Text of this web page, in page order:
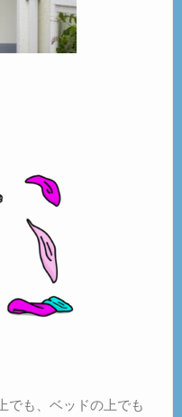
でも、ベッドの上でも